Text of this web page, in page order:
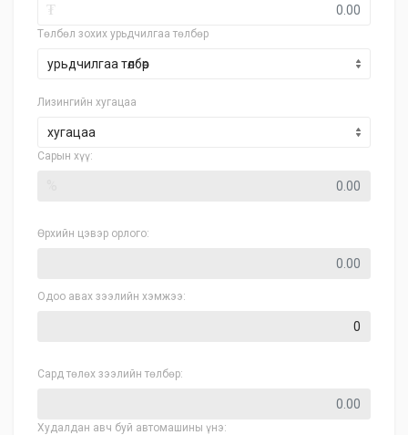
₮
Төлбөл зохих урьдчилгаа төлбөр
Лизингийн хугацаа
хугацаа
Сарын хүү:
Өрхийн цэвэр орлого:
Одоо авах зээлийн хэмжээ:
Сард төлөх зээлийн төлбөр:
Худалдан авч буй автомашины үнэ: